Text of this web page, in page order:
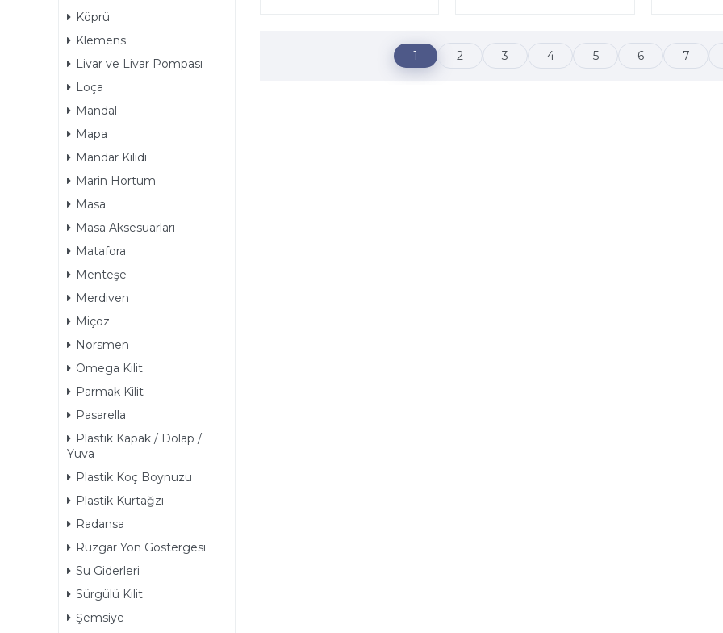
Köprü
Klemens
Livar ve Livar Pompası
Loça
Mandal
Mapa
Mandar Kilidi
Marin Hortum
Masa
Masa Aksesuarları
Matafora
Menteşe
Merdiven
Miçoz
Norsmen
Omega Kilit
Parmak Kilit
Pasarella
Plastik Kapak / Dolap /
Yuva
Plastik Koç Boynuzu
Plastik Kurtağzı
Radansa
Rüzgar Yön Göstergesi
Su Giderleri
Sürgülü Kilit
Şemsiye
1 2 3 4 5 6 7